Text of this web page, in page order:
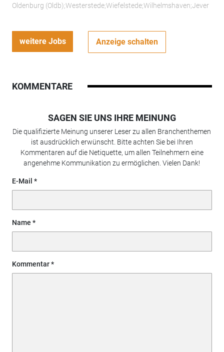
Oldenburg (Oldb);Westerstede;Wiefelstede;Wilhelmshaven;Jever
weitere Jobs Anzeige schalten
KOMMENTARE
SAGEN SIE UNS IHRE MEINUNG
Die qualifizierte Meinung unserer Leser zu allen Branchenthemen
ist ausdrücklich erwünscht. Bitte achten Sie bei Ihren
Kommentaren auf die Netiquette, um allen Teilnehmern eine
angenehme Kommunikation zu ermöglichen. Vielen Dank!
E-Mail
Name
Kommentar